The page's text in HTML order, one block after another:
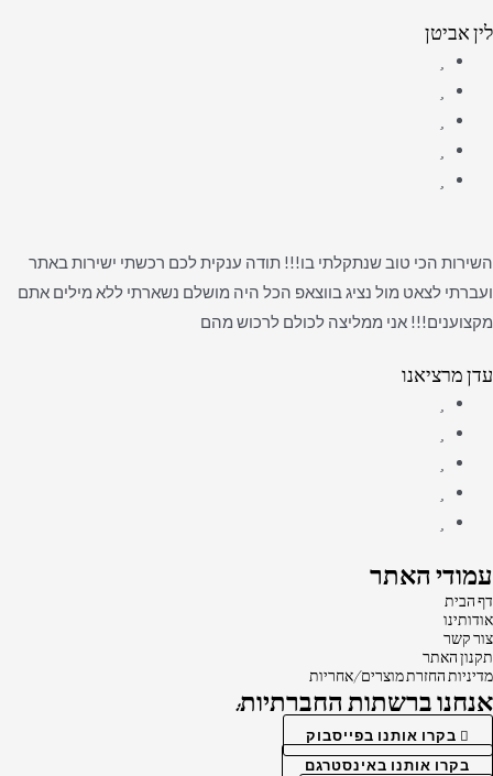
לין אביטן
השירות הכי טוב שנתקלתי בו!!! תודה ענקית לכם רכשתי ישירות באתר
ועברתי לצאט מול נציג בווצאפ הכל היה מושלם נשארתי ללא מילים אתם
מקצוענים!!! אני ממליצה לכולם לרכוש מהם
עדן מרציאנו
עמודי האתר
דף הבית
אודותינו
צור קשר
תקנון האתר
מדיניות החזרת מוצרים/אחריות
אנחנו ברשתות החברתיות:
בקרו אותנו בפייסבוק
בקרו אותנו באינסטרגם